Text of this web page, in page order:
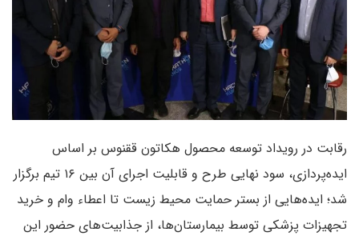
رقابت در رویداد توسعه محصول هکاتون ققنوس بر اساس
ایده‌پردازی، سود نهایی طرح و قابلیت اجرای آن بین ۱۶ تیم برگزار
شد؛ ایده‌هایی از بستر حمایت محیط زیست تا اعطاء وام و خرید
تجهیزات پزشکی توسط بیمارستان‌ها، از جذابیت‌های حضور این